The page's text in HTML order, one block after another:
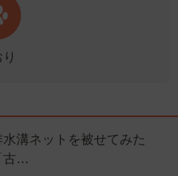
溝ネットを被せてみた
古…